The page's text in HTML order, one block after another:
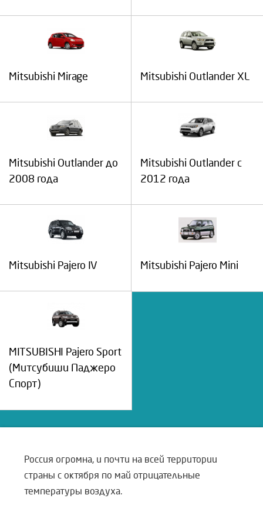
Mitsubishi Mirage Mitsubishi Outlander XL
Mitsubishi Outlander до
2008 года
Mitsubishi Outlander с
2012 года
Mitsubishi Pajero IV Mitsubishi Pajero Mini
MITSUBISHI Pajero Sport
(Митсубиши Паджеро
Спорт)
Россия огромна, и почти на всей территории
страны с октября по май отрицательные
температуры воздуха.